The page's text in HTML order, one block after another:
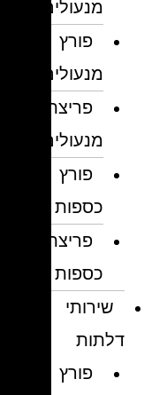
מנעולים
פורץ
מנעולים
פריצת
מנעולים
פורץ
כספות
פריצת
כספות
שירותי
דלתות
פורץ